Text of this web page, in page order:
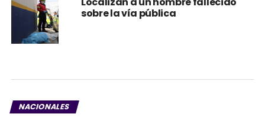
sobre la vía pública
NACIONALES